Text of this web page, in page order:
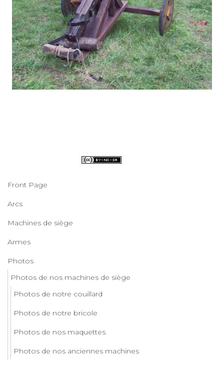
Espringale
Front Page
Arcs
Machines de siège
Armes
Photos
Photos de nos machines de siège
Photos de notre couillard
Photos de notre bricole
Photos de nos maquettes
Photos de nos anciennes machines